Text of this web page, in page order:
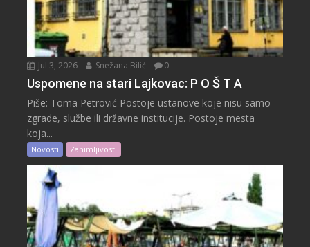
Jul 3, 2026 Snežana Bilić 0
Uspomene na stari Lajkovac: P O Š T A
Piše: Toma Petrović Postoje ustanove koje nisu samo
zgrade, službe ili državne institucije. Postoje mesta
koja...
Novosti Zanimljivosti